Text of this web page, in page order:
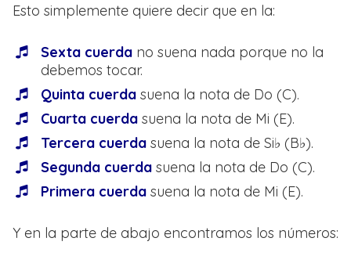
Esto simplemente quiere decir que en la:
Sexta cuerda no suena nada porque no la
debemos tocar.
Quinta cuerda suena la nota de Do (C).
Cuarta cuerda suena la nota de Mi (E).
Tercera cuerda suena la nota de Si♭ (B♭).
Segunda cuerda suena la nota de Do (C).
Primera cuerda suena la nota de Mi (E).
Y en la parte de abajo encontramos los números: